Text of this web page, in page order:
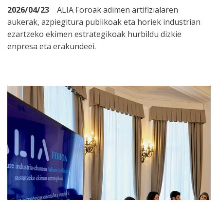
2026/04/23
ALIA Foroak adimen artifizialaren
aukerak, azpiegitura publikoak eta horiek industrian
ezartzeko ekimen estrategikoak hurbildu dizkie
enpresa eta erakundeei.